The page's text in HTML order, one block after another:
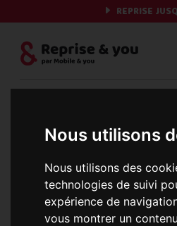
Nous utilisons
Nous utilisons des
technologies de suivi
expérience de
vous montrer un
REPRISE
Et si on
c'est